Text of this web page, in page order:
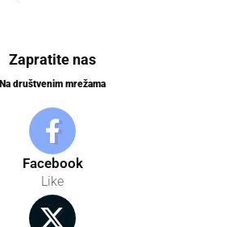
Zapratite nas
Na društvenim mrežama
Facebook
Like